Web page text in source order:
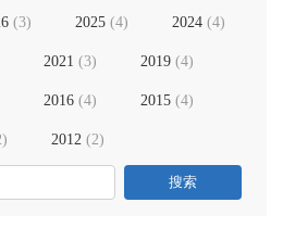
(3) 2025 (4) 2024 (4)
2021 (3) 2019 (4)
2016 (4) 2015 (4)
) 2012 (2)